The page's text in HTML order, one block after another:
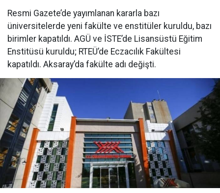
Resmi Gazete’de yayımlanan kararla bazı
üniversitelerde yeni fakülte ve enstitüler kuruldu, bazı
birimler kapatıldı. AGÜ ve İSTE’de Lisansüstü Eğitim
Enstitüsü kuruldu; RTEÜ’de Eczacılık Fakültesi
kapatıldı. Aksaray’da fakülte adı değişti.